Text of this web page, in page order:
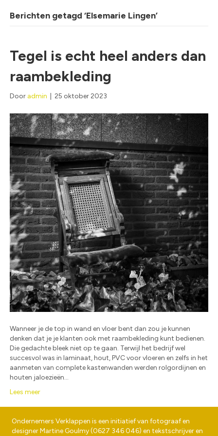
Berichten getagd ‘Elsemarie Lingen’
Tegel is echt heel anders dan
raambekleding
Door admin 25 oktober 2023
Wanneer je de top in wand en vloer bent dan zou je kunnen
denken dat je je klanten ook met raambekleding kunt bedienen.
Die gedachte bleek niet op te gaan. Terwijl het bedrijf wel
succesvol was in laminaat, hout, PVC voor vloeren en zelfs in het
aanmeten van complete kastenwanden werden rolgordijnen en
houten jaloezieën…
Lees meer
Ondernemers Verklappen is een initiatief van fotograaf en
designerMartine Goulmy(0627 346 046) en tekstschrijver en